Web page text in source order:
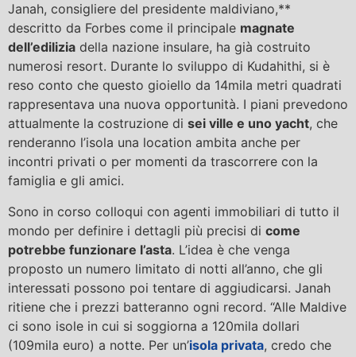
Janah, consigliere del presidente maldiviano,**
descritto da Forbes come il principale magnate
dell’edilizia della nazione insulare, ha già costruito
numerosi resort. Durante lo sviluppo di Kudahithi, si è
reso conto che questo gioiello da 14mila metri quadrati
rappresentava una nuova opportunità. I piani prevedono
attualmente la costruzione di sei ville e uno yacht, che
renderanno l’isola una location ambita anche per
incontri privati o per momenti da trascorrere con la
famiglia e gli amici.
Sono in corso colloqui con agenti immobiliari di tutto il
mondo per definire i dettagli più precisi di come
potrebbe funzionare l’asta. L’idea è che venga
proposto un numero limitato di notti all’anno, che gli
interessati possono poi tentare di aggiudicarsi. Janah
ritiene che i prezzi batteranno ogni record. “Alle Maldive
ci sono isole in cui si soggiorna a 120mila dollari
(109mila euro) a notte. Per un’isola privata, credo che